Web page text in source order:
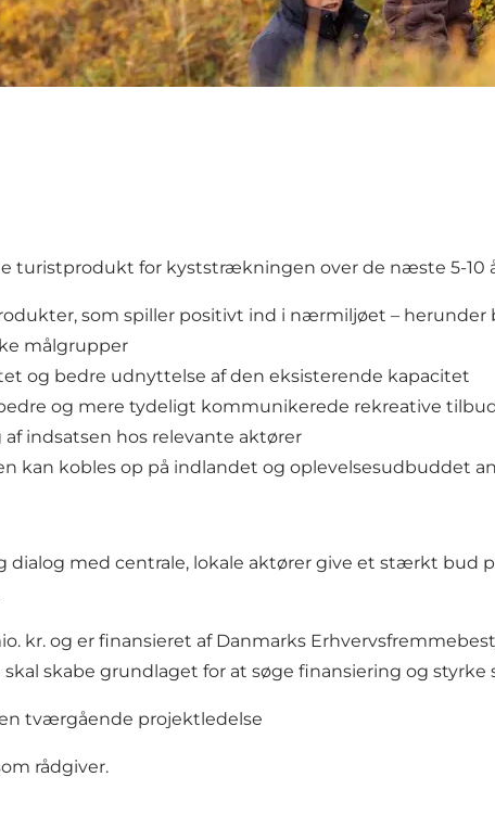
turistprodukt for kyststrækningen over de næste 5-
som spiller positivt ind i nærmiljøet –
målgrupper
og bedre udnyttelse af den eksisterende kapacitet
og mere tydeligt kommunikerede rekreative
indsatsen hos relevante aktører
kan kobles op på indlandet og oplevelsesudbuddet
dialog med centrale, lokale aktører give et stærkt bud
kr. og er finansieret af Danmarks
skabe grundlaget for at søge finansiering og
tværgående projektledelse
rådgiver.